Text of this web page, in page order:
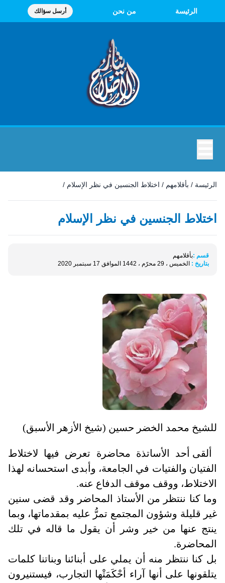
الرئيسة من نحن أرسل سؤالك
الرئيسة / بأقلامهم / اختلاط الجنسين في نظر الإسلام /
اختلاط الجنسين في نظر الإسلام
قسم :بأقلامهم
بتاريخ : الخميس ، 29 محرّم ، 1442 الموافق 17 سبتمبر 2020
للشيخ محمد الخضر حسين (شيخ الأزهر الأسبق)
ألقى أحد الأساتذة محاضرة تعرض فيها لاختلاط
الفتيان والفتيات في الجامعة، وأبدى استحسانه لهذا
الاختلاط، ووقف موقف الدفاع عنه.
وما كنا ننتظر من الأستاذ المحاضر وقد قضى سنين
غير قليلة وشؤون المجتمع تمرُّ عليه بمقدماتها، وبما
ينتج عنها من خير وشر أن يقول ما قاله في تلك
المحاضرة.
بل كنا ننتظر منه أن يملي على أبنائنا وبناتنا كلمات
يتلقونها على أنها آراء أحْكَمَتْها التجارب، فيستنيرون